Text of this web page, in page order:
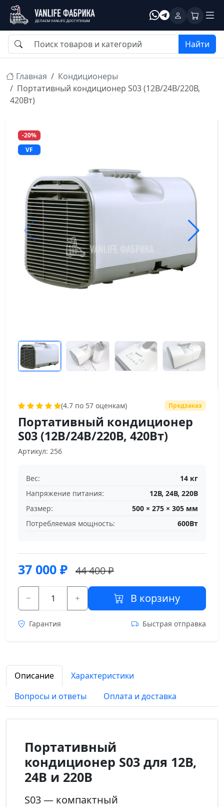
Найти
Главная
Кондиционеры
Портативный кондиционер S03 (12В/24В/220В,
420Вт)
-20%
VF
(4.7 по 57 оценкам) Предзаказ
Портативный кондиционер
S03 (12В/24В/220В, 420Вт)
Артикул: 256
Вес:
14 кг
Напряжение питания:
12В, 24В, 220В
Размер:
500 × 275 × 305 мм
Потребляемая мощность:
600Вт
37 000 ₽ 44 400 ₽
В корзину
Гарантия Быстрая отправка
Описание
Характеристики
Вопросы и ответы
Оплата и доставка
Портативный
кондиционер S03 для 12В,
24В и 220В
S03 — компактный